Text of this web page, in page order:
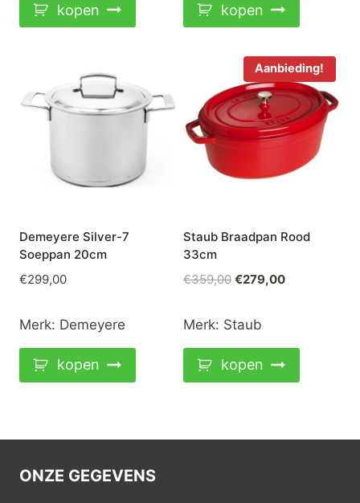
kopen kopen
Demeyere Silver-7
Soeppan 20cm
€299,00
Merk: Demeyere
kopen
Aanbieding!
Staub Braadpan Rood
33cm
€359,00 Oorspronkelijke
was:
€279,00Huidige
Merk: Staub
kopen
ONZE GEGEVENS